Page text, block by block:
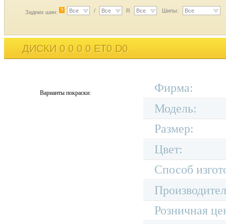
Задних шин: ? Все / Все R Все Шипы: Все
ДИСКИ 0 0 0 0 ET0 D0
Варианты покраски:
Фирма:
Модель:
Размер:
Цвет:
Способ
Розничная